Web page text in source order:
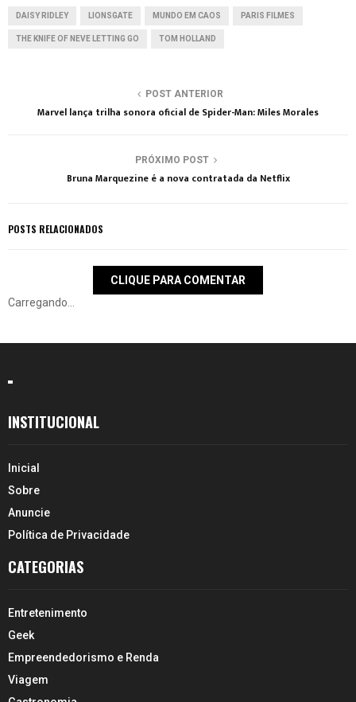
DAISY RIDLEY LIONSGATE MUNDO EM CAOS PARIS FILMES
THE KNIFE OF NEVE LETTING GO TOM HOLLAND
POST ANTERIOR
Marvel lança trilha sonora oficial de Spider-Man: Miles Morales
PRÓXIMO POST
Bruna Marquezine é a nova contratada da Netflix
POSTS RELACIONADOS
CLIQUE PARA COMENTAR
Carregando...
INSTITUCIONAL
Inicial
Sobre
Anuncie
Política de Privacidade
CATEGORIAS
Entretenimento
Geek
Empreendedorismo e Renda
Viagem